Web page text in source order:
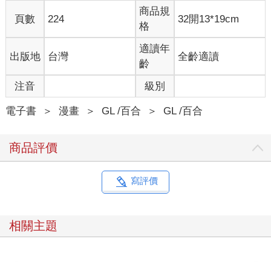
頁數 224
商品規
格
32開13*19cm
出版地 台灣
適讀年
齡
全齡適讀
注音 級別
電子書 ＞ 漫畫 ＞ GL /百合 ＞ GL /百合
商品評價
寫評價
相關主題